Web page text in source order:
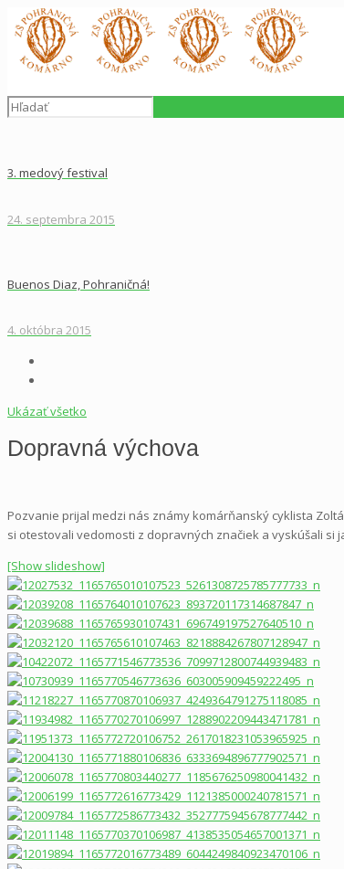
3. medový festival
24. septembra 2015
Buenos Diaz, Pohraničná!
4. októbra 2015
Ukázať všetko
Dopravná výchova
Pozvanie prijal medzi nás známy komárňanský cyklista
si otestovali vedomosti z dopravných značiek a vyskúšali si
[Show slideshow]